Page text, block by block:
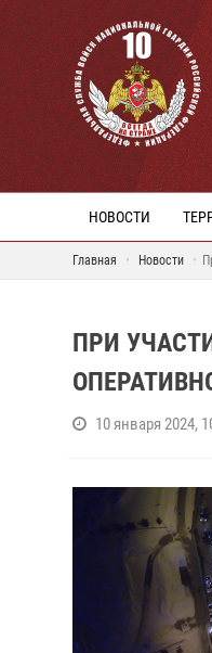
НОВОСТИ
Главная Новости
ПРИ
10 января 2024,